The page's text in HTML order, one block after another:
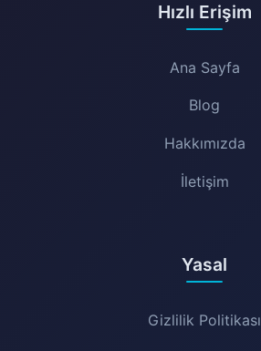
Hızlı Erişim
Ana Sayfa
Blog
Hakkımızda
İletişim
Yasal
Gizlilik Politikası